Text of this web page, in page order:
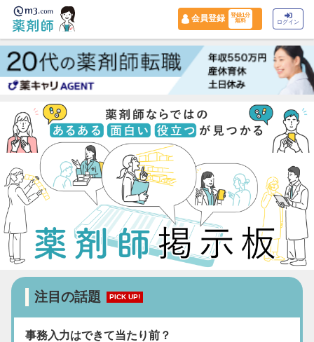
会員登録
登録1分
無料
ログイン
注目の話題 PICK UP!
事務入力はできて当たり前？